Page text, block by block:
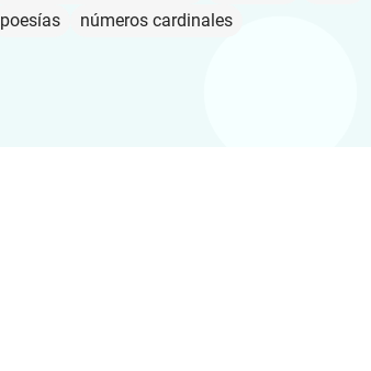
poesías números cardinales